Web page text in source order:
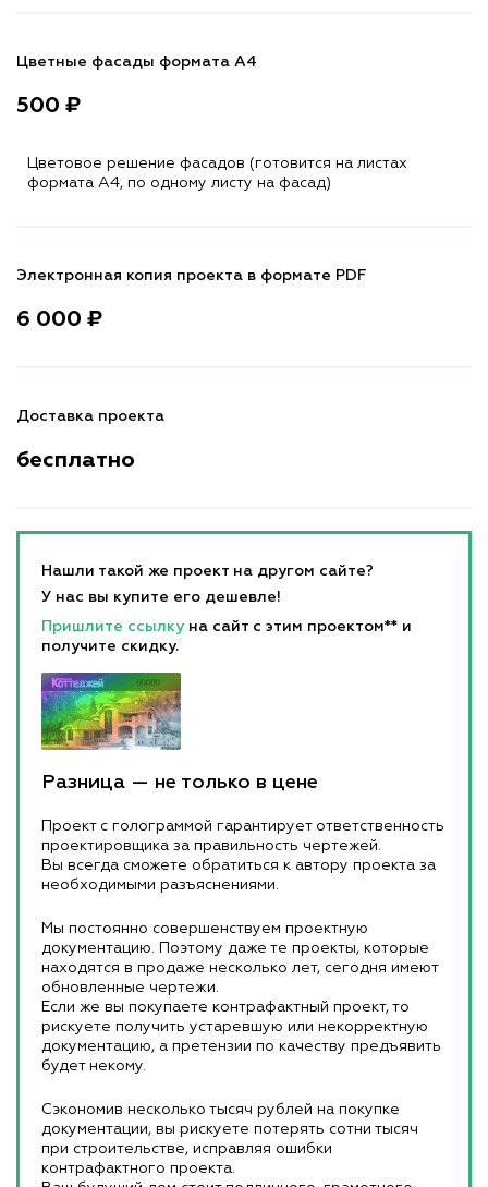
Цветные фасады формата А4
500 ₽
Цветовое решение фасадов (готовится на листах
формата A4, по одному листу на фасад)
Электронная копия проекта в формате PDF
6 000 ₽
Доставка проекта
бесплатно
Нашли такой же проект на другом сайте?
У нас вы купите его дешевле!
Пришлите ссылку на сайт с этим проектом** и
получите скидку.
Разница — не только в цене
Проект с голограммой гарантирует ответственность
проектировщика за правильность чертежей.
Вы всегда сможете обратиться к автору проекта за
необходимыми разъяснениями.
Мы постоянно совершенствуем проектную
документацию. Поэтому даже те проекты, которые
находятся в продаже несколько лет, сегодня имеют
обновленные чертежи.
Если же вы покупаете контрафактный проект, то
рискуете получить устаревшую или некорректную
документацию, а претензии по качеству предъявить
будет некому.
Сэкономив несколько тысяч рублей на покупке
документации, вы рискуете потерять сотни тысяч
при строительстве, исправляя ошибки
контрафактного проекта.